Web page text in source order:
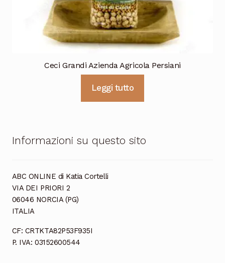
Ceci Grandi Azienda Agricola Persiani
Leggi tutto
Informazioni su questo sito
ABC ONLINE di Katia Cortelli
VIA DEI PRIORI 2
06046 NORCIA (PG)
ITALIA
CF: CRTKTA82P53F935I
P. IVA: 03152600544